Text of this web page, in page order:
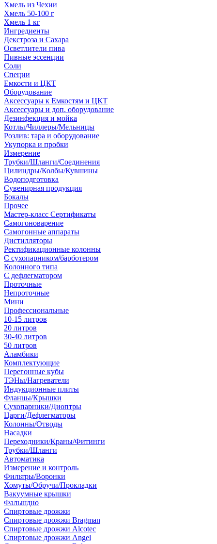
Хмель из Чехии
Хмель 50-100 г
Хмель 1 кг
Ингредиенты
Декстроза и Сахара
Осветлители пива
Пивные эссенции
Соли
Специи
Емкости и ЦКТ
Оборудование
Аксессуары к Емкостям и ЦКТ
Аксессуары и доп. оборудование
Дезинфекция и мойка
Котлы/Чиллеры/Мельницы
Розлив: тара и оборудование
Укупорка и пробки
Измерение
Трубки/Шланги/Соединения
Цилиндры/Колбы/Кувшины
Водоподготовка
Сувенирная продукция
Бокалы
Прочее
Мастер-класс Сертификаты
Самогоноварение
Самогонные аппараты
Дистилляторы
Ректификационные колонны
С сухопарником/барботером
Колонного типа
С дефлегматором
Проточные
Непроточные
Мини
Профессиональные
10-15 литров
20 литров
30-40 литров
50 литров
Аламбики
Комплектующие
Перегонные кубы
ТЭНы/Нагреватели
Индукционные плиты
Фланцы/Крышки
Сухопарники/Диоптры
Царги/Дефлегматоры
Колонны/Отводы
Насадки
Переходники/Краны/Фитинги
Трубки/Шланги
Автоматика
Измерение и контроль
Фильтры/Воронки
Хомуты/Обручи/Прокладки
Вакуумные крышки
Фальшдно
Спиртовые дрожжи
Спиртовые дрожжи Bragman
Спиртовые дрожжи Alcotec
Спиртовые дрожжи Angel